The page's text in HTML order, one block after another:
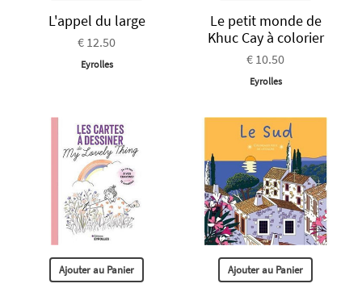
L'appel du large
€ 12.50
Eyrolles
Le petit monde de
Khuc Cay à colorier
€ 10.50
Eyrolles
Ajouter au Panier Ajouter au Panier